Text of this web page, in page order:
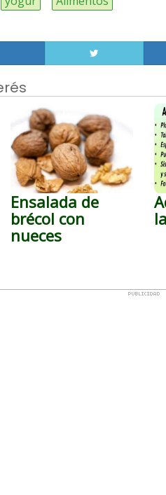
Ensalada de
brécol con
nueces